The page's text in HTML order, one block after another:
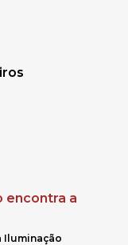
encontra a
Iluminação